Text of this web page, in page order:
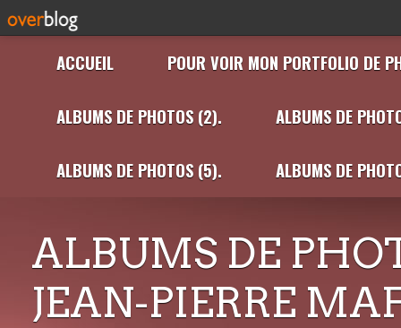
ACCUEIL POUR VOIR MON PORTFOLIO DE
ALBUMS DE PHOTOS (2). ALBUMS DE
ALBUMS DE PHOTOS (5). ALBUMS DE
ALBUMS DE
JEAN-PIERRE